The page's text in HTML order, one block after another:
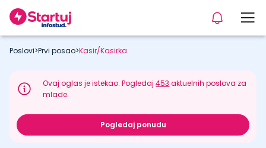
Poslovi>Prvi posao>Kasir/Kasirka
Ovaj oglas je istekao. Pogledaj453 aktuelnih poslova za
mlade.
Pogledaj ponudu